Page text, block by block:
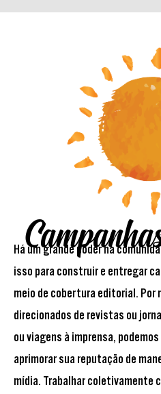
Há um grande poder na
isso para construir e entregar
meio de cobertura editorial. Por
direcionados de revistas ou
ou viagens à imprensa,
aprimorar sua reputação de
mídia. Trabalhar coletivamente